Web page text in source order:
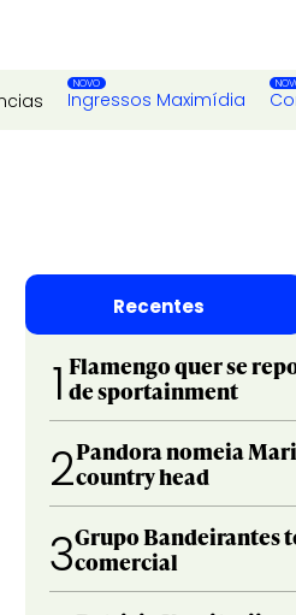
Ingressos Maximídia
Recentes
1 Flamengo quer se
de sportainment
2Pandora nomeia
country head
3Grupo Bandeirantes
comercial